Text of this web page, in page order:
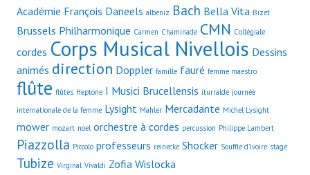
Académie François Daneels albeniz Bach Bella Vita Bizet
Brussels Philharmonique Carmen Chaminade CMN Collégiale
cordes Corps Musical Nivellois Dessins
animés direction Doppler famille fauré femme maestro
flûte flûtes Heptone I Musici Brucellensis iturralde journée
internationale de la femme Lysight Mahler Mercadante Michel Lysight
mower mozart noel orchestre à cordes percussion Philippe Lambert
Piazzolla Piccolo professeurs reinecke Shocker Souffle d'ivoire stage
Tubize Virginal Vivaldi Zofia Wislocka